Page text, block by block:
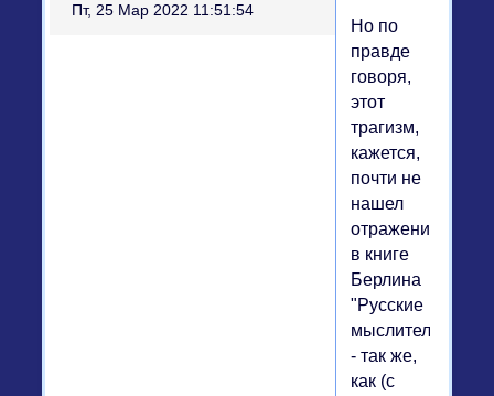
Пт, 25 Мар 2022 11:51:54
Но по
правде
говоря,
этот
трагизм,
кажется,
почти не
нашел
отражения
в книге
Берлина
"Русские
мыслители"
- так же,
как (с